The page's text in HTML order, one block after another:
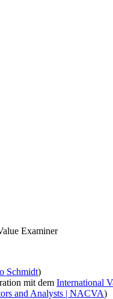
Examiner
Schmidt)
mit dem International
and Analysts | NACVA)